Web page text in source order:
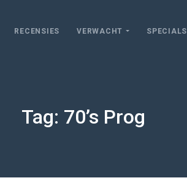
RECENSIES VERWACHT SPECIALS
Tag: 70’s Prog